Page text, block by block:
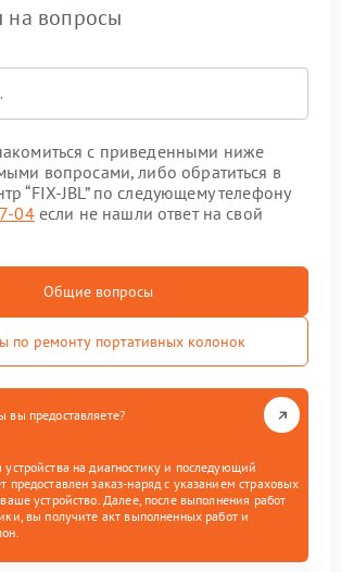
на вопросы
с приведенными ниже
вопросами, либо обратиться в
“FIX-JBL” по следующему телефону
04если не нашли ответ на свой
Общие вопросы
по ремонту портативных колонок
вы предоставляете?
на диагностику и последующий
предоставлен заказ-наряд с указанием страховых
устройство. Далее, после выполнения работ
вы получите акт выполненных работ и